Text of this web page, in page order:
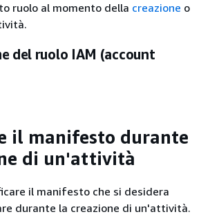
ruolo al momento della creazione o
del ruolo IAM (account
il manifesto durante
di un'attività
il manifesto che si desidera
durante la creazione di un'attività.